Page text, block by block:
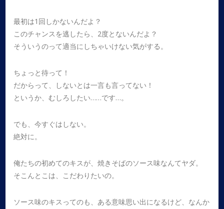
最初は1回しかないんだよ？
このチャンスを逃したら、2度とないんだよ？
そういうのって適当にしちゃいけない気がする。
ちょっと待って！
だからって、しないとは一言も言ってない！
というか、むしろしたい……です…。
でも、今すぐはしない。
絶対に。
俺たちの初めてのキスが、焼きそばのソース味なんてヤダ。
そこんとこは、こだわりたいの。
ソース味のキスってのも、ある意味思い出になるけど、なんか